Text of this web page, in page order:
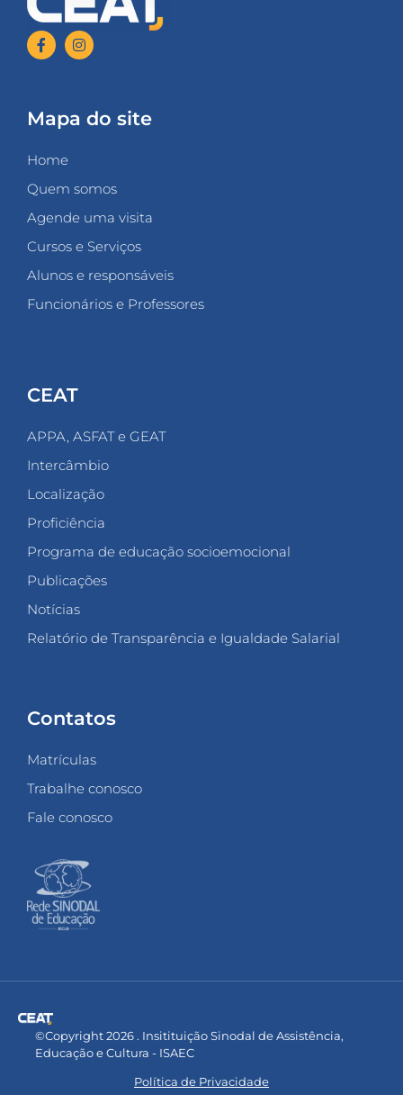
Mapa do site
Home
Quem somos
Agende uma visita
Cursos e Serviços
Alunos e responsáveis
Funcionários e Professores
CEAT
APPA, ASFAT e GEAT
Intercâmbio
Localização
Proficiência
Programa de educação socioemocional
Publicações
Notícias
Relatório de Transparência e Igualdade Salarial
Contatos
Matrículas
Trabalhe conosco
Fale conosco
©Copyright 2026 . Insitituição Sinodal de Assistência,
Educação e Cultura - ISAEC
Política de Privacidade